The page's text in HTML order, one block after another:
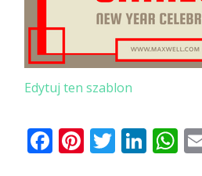
Edytuj ten szablon
Facebook
Pinterest
Twitter